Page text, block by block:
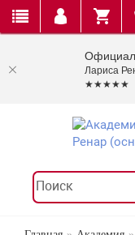
Лариса
★★★★★